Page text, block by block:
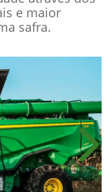
e maior
safra.